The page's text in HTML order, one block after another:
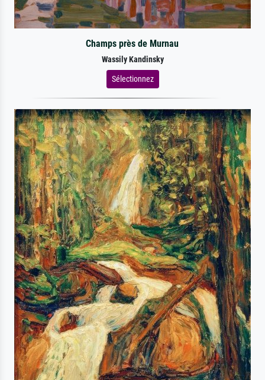
Champs près de Murnau
Wassily Kandinsky
Sélectionnez